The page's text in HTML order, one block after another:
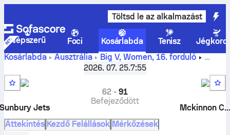
Töltsd le az alkalmazást
Népszerű Foci Kosárlabda Tenisz
Kosárlabda
Ausztrália Big V, Women, 16. forduló
Sunbury Jets vs Mckinnon Cougars élő eredmények,
összehasonlítás, program, tippek és statisztikák
2026. 07. 25.7:55
Sunbury Jets
62-91
Befejeződött
Mckinnon Cougars
Áttekintés Kezdő Felállások Mérkőzések